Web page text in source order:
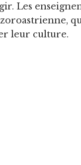
Les
leur culture.